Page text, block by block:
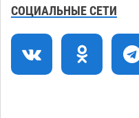
11:20
Астраханцев ждут на
10:43
Астраханский суд
МЧС в споре за
СОЦИАЛЬНЫЕ СЕТИ